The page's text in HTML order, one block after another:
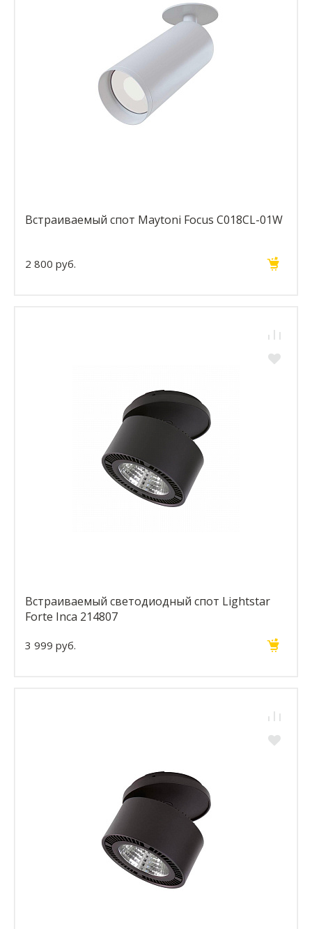
Встраиваемый спот Maytoni Focus C018CL-01W
2 800 руб.
Встраиваемый светодиодный спот Lightstar
Forte Inca 214807
3 999 руб.